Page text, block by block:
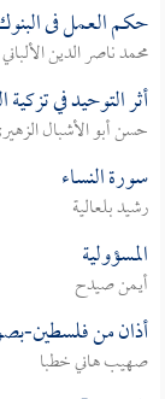
حكم العمل فى البنوك
محمد ناصر الدين الألباني
أثر التوحيد في
حسن أبو الأشبال
سورة النساء
رشيد بلعالية
المسؤولية
أيمن صيدح
أذان من فلسطين-
صهيب هاني خطبا